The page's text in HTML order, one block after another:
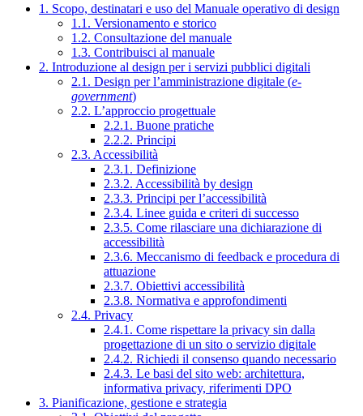
1. Scopo, destinatari e uso del Manuale operativo di design
1.1. Versionamento e storico
1.2. Consultazione del manuale
1.3. Contribuisci al manuale
2. Introduzione al design per i servizi pubblici digitali
2.1. Design per l’amministrazione digitale (e-
government)
2.2. L’approccio progettuale
2.2.1. Buone pratiche
2.2.2. Principi
2.3. Accessibilità
2.3.1. Definizione
2.3.2. Accessibilità by design
2.3.3. Principi per l’accessibilità
2.3.4. Linee guida e criteri di successo
2.3.5. Come rilasciare una dichiarazione di
accessibilità
2.3.6. Meccanismo di feedback e procedura di
attuazione
2.3.7. Obiettivi accessibilità
2.3.8. Normativa e approfondimenti
2.4. Privacy
2.4.1. Come rispettare la privacy sin dalla
progettazione di un sito o servizio digitale
2.4.2. Richiedi il consenso quando necessario
2.4.3. Le basi del sito web: architettura,
informativa privacy, riferimenti DPO
3. Pianificazione, gestione e strategia